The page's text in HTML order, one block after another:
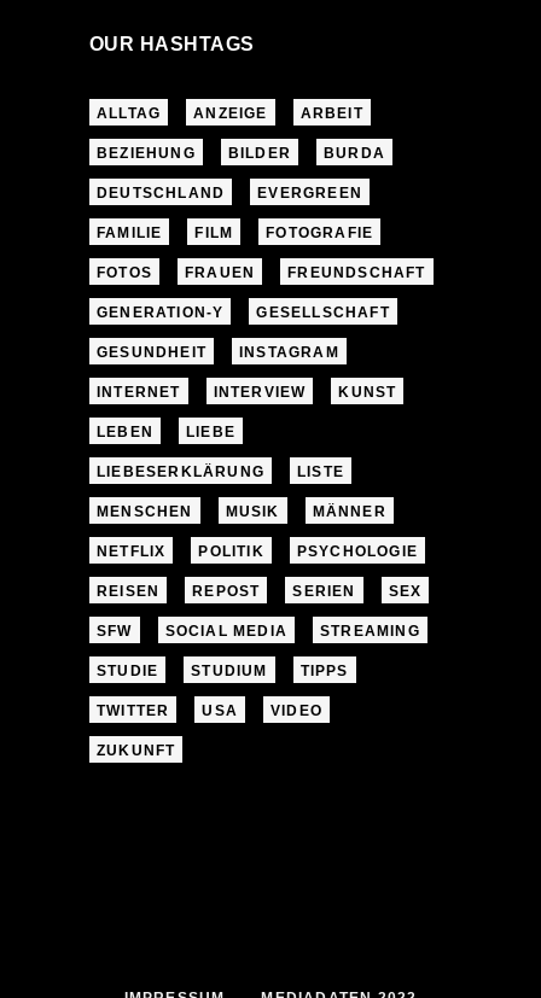
OUR HASHTAGS
ALLTAG ANZEIGE ARBEIT
BEZIEHUNG BILDER BURDA
DEUTSCHLAND EVERGREEN
FAMILIE FILM FOTOGRAFIE
FOTOS FRAUEN FREUNDSCHAFT
GENERATION-Y GESELLSCHAFT
GESUNDHEIT INSTAGRAM
INTERNET INTERVIEW KUNST
LEBEN LIEBE
LIEBESERKLÄRUNG LISTE
MENSCHEN MUSIK MÄNNER
NETFLIX POLITIK PSYCHOLOGIE
REISEN REPOST SERIEN SEX
SFW SOCIAL MEDIA STREAMING
STUDIE STUDIUM TIPPS
TWITTER USA VIDEO
ZUKUNFT